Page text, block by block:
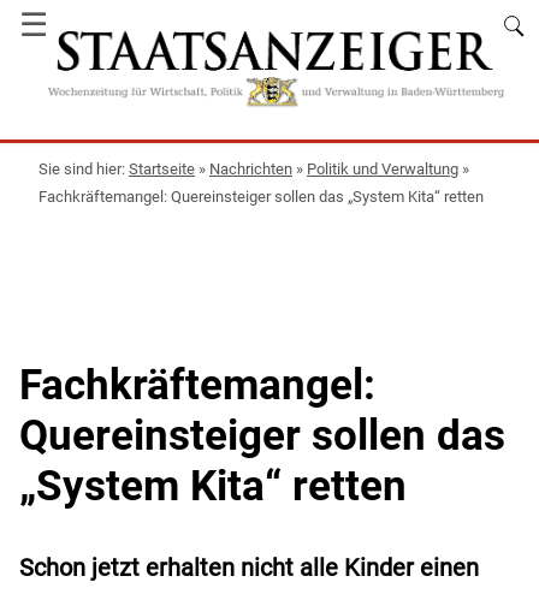
☰
Startseite » Nachrichten » Politik und Verwaltung »
Fachkräftemangel: Quereinsteiger sollen das „System Kita“ retten
Fachkräftemangel:
Quereinsteiger sollen das
„System Kita“ retten
Schon jetzt erhalten nicht alle Kinder einen